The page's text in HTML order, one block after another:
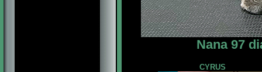
Nana 97
CYRUS